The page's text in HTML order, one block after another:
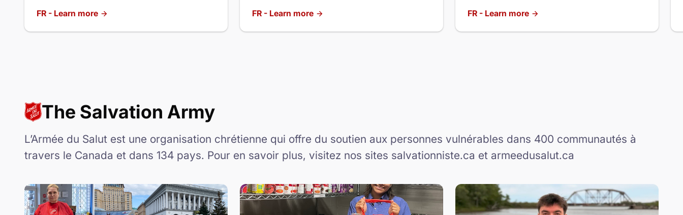
FR - Learn more
FR - Learn more
FR - Learn more
The Salvation Army
L’Armée du Salut est une organisation chrétienne qui offre du soutien aux personnes vulnérables dans 400 communautés à
travers le Canada et dans 134 pays. Pour en savoir plus, visitez nos sites salvationniste.ca et armeedusalut.ca